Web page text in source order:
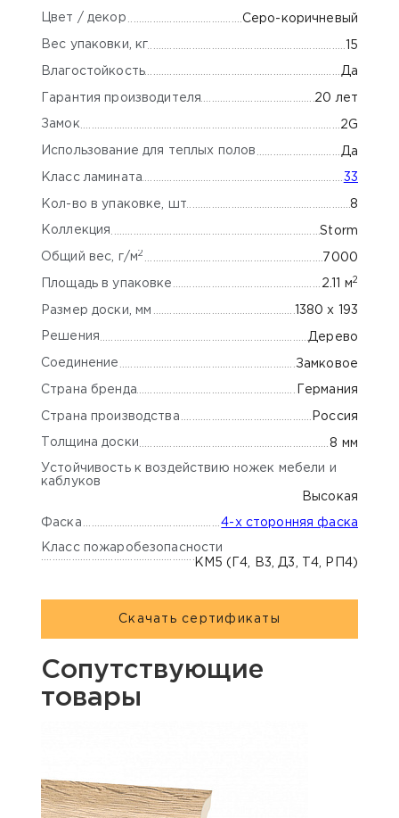
Цвет / декор Серо-коричневый
Вес упаковки, кг 15
Влагостойкость Да
Гарантия производителя 20 лет
Замок 2G
Использование для теплых полов Да
Класс ламината 33
Кол-во в упаковке, шт 8
Коллекция Storm
Общий вес, г/м2 7000
Площадь в упаковке 2.11 м 2
Размер доски, мм 1380 х 193
Решения Дерево
Соединение Замковое
Страна бренда Германия
Страна производства Россия
Толщина доски 8 мм
Устойчивость к воздействию ножек мебели и
каблуков
Высокая
Фаска 4-х сторонняя фаска
Класс пожаробезопасности
КМ5 (Г4, В3, Д3, Т4, РП4)
Скачать сертификаты
Сопутствующие
товары